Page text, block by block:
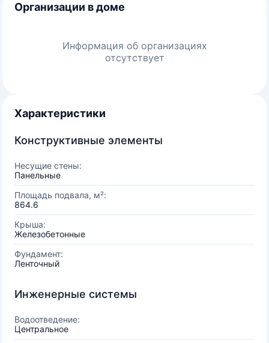
Организации в доме
Информация об организациях
отсутствует
Характеристики
Конструктивные элементы
Несущие стены:
Панельные
Площадь подвала, м²:
864.6
Крыша:
Железобетонные
Фундамент:
Ленточный
Инженерные системы
Водоотведение:
Центральное